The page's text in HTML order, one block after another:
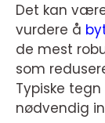
Det kan
vurdere å
de mest
som
Typiske
nødvendig